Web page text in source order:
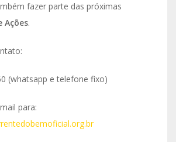
fazer parte das próximas
Ações.
(whatsapp e telefone fixo)
para: